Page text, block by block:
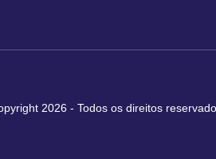
2026 - Todos os direitos